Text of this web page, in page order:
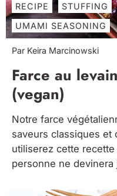
RECIPE
STUFFING
UMAMI SEASONING
Par Keira Marcinowski
Farce au
(vegan)
Notre farce
saveurs classiques et
utiliserez cette
personne ne